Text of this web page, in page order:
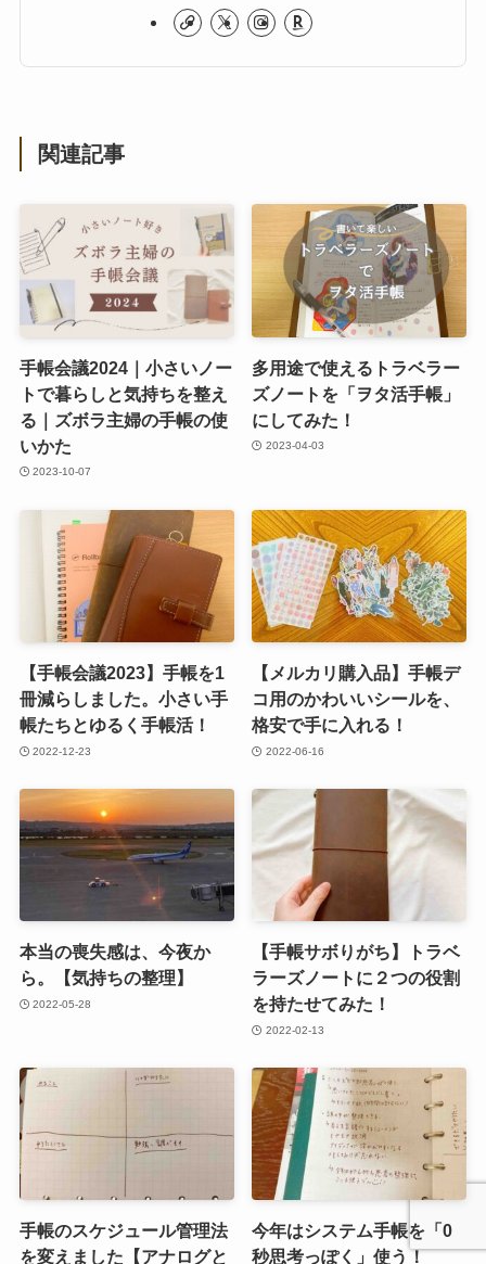
関連記事
手帳会議2024｜小さいノー
トで暮らしと気持ちを整え
る｜ズボラ主婦の手帳の使
いかた
2023-10-07
多用途で使えるトラベラー
ズノートを「ヲタ活手帳」
にしてみた！
2023-04-03
【手帳会議2023】手帳を1
冊減らしました。小さい手
帳たちとゆるく手帳活！
2022-12-23
【メルカリ購入品】手帳デ
コ用のかわいいシールを、
格安で手に入れる！
2022-06-16
本当の喪失感は、今夜か
ら。【気持ちの整理】
2022-05-28
【手帳サボりがち】トラベ
ラーズノートに２つの役割
を持たせてみた！
2022-02-13
手帳のスケジュール管理法
を変えました【アナログと
今年はシステム手帳を「0
秒思考っぽく」使う！